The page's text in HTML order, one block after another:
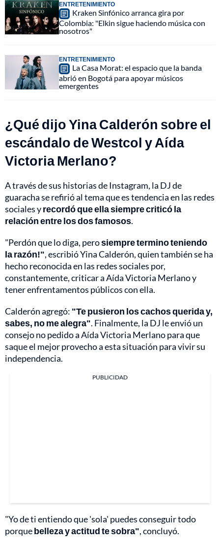
ENTRETENIMIENTO
Kraken Sinfónico arranca gira por
Colombia: "Elkin sigue haciendo música con
nosotros"
ENTRETENIMIENTO
La Casa Morat: el espacio que la banda
abrió en Bogotá para apoyar músicos
emergentes
¿Qué dijo Yina Calderón sobre el
escándalo de Westcol y Aída
Victoria Merlano?
A través de sus historias de Instagram, la DJ de
guaracha se refirió al tema que es tendencia en las redes
sociales yrecordó que ella siempre criticó la
relación entre los dos famosos.
"Perdón que lo diga, perosiempre termino teniendo
la razón!", escribió Yina Calderón, quien también se ha
hecho reconocida en las redes sociales por,
constantemente, criticar a Aída Victoria Merlano y
tener enfrentamentos públicos con ella.
Calderón agregó: "Te pusieron los cachos querida y,
sabes, no me alegra". Finalmente, la DJ le envió un
consejo no pedido a Aída Victoria Merlano para que
saque el mejor provecho a esta situación para vivir su
independencia.
PUBLICIDAD
"Yo de ti entiendo que 'sola' puedes conseguir todo
porquebelleza y actitud te sobra", concluyó.